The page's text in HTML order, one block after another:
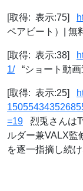
[取得: 表示:75]
ペアビート）| 無
[取得: 表示:38]
1/“ショート動画
[取得: 表示:25]
=19 烈兎さんは
ルダー兼VALX監
を逐一指摘し続